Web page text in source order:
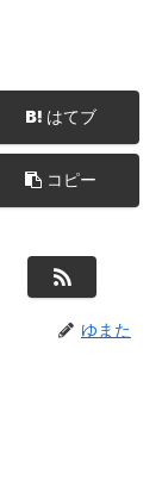
はてブ
コピー
ゆまた